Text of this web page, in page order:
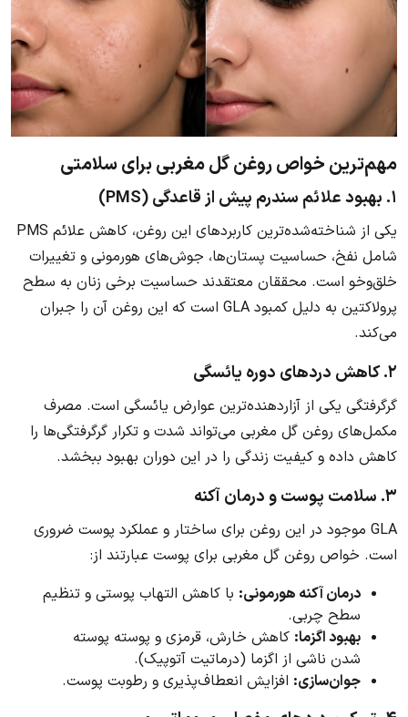
مهم‌ترین خواص روغن گل مغربی برای سلامتی
۱. بهبود علائم سندرم پیش از قاعدگی (PMS)
یکی از شناخته‌شده‌ترین کاربردهای این روغن، کاهش علائم PMS
شامل نفخ، حساسیت پستان‌ها، جوش‌های هورمونی و تغییرات
خلق‌وخو است. محققان معتقدند حساسیت برخی زنان به سطح
پرولاکتین به دلیل کمبود GLA است که این روغن آن را جبران
می‌کند.
۲. کاهش دردهای دوره یائسگی
گرگرفتگی یکی از آزاردهنده‌ترین عوارض یائسگی است. مصرف
مکمل‌های روغن گل مغربی می‌تواند شدت و تکرار گرگرفتگی‌ها را
کاهش داده و کیفیت زندگی را در این دوران بهبود ببخشد.
۳. سلامت پوست و درمان آکنه
GLA موجود در این روغن برای ساختار و عملکرد پوست ضروری
است. خواص روغن گل مغربی برای پوست عبارتند از:
درمان آکنه هورمونی: با کاهش التهاب پوستی و تنظیم
سطح چربی.
بهبود اگزما: کاهش خارش، قرمزی و پوسته پوسته
شدن ناشی از اگزما (درماتیت آتوپیک).
جوان‌سازی: افزایش انعطاف‌پذیری و رطوبت پوست.